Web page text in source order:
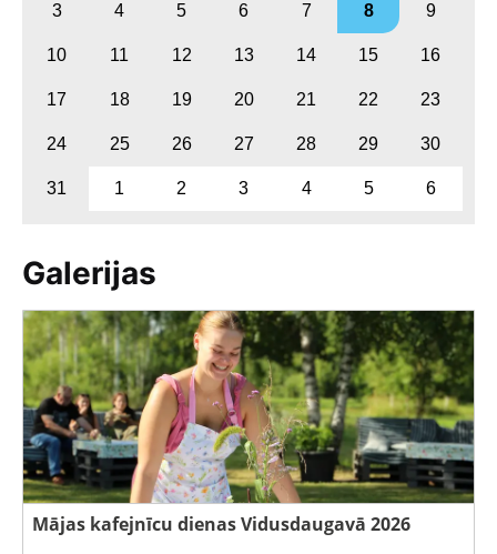
3 4 5 6 7 8 9
10 11 12 13 14 15 16
17 18 19 20 21 22 23
24 25 26 27 28 29 30
31 1 2 3 4 5 6
Galerijas
Mājas kafejnīcu dienas Vidusdaugavā 2026